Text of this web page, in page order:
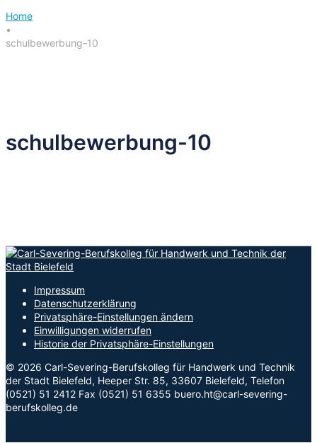
Home
•
schulbewerbung-10
schulbewerbung-10
Impressum
Datenschutzerklärung
Privatsphäre-Einstellungen ändern
Einwilligungen widerrufen
Historie der Privatsphäre-Einstellungen
© 2026 Carl-Severing-Berufskolleg für Handwerk und Technik
der Stadt Bielefeld, Heeper Str. 85, 33607 Bielefeld, Telefon
(0521) 51 2412 Fax (0521) 51 6355 buero.ht@carl-severing-
berufskolleg.de